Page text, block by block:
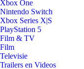
Xbox One
Nintendo Switch
Xbox Series X|S
PlayStation 5
Film & TV
Film
Televisie
Trailers en Videos